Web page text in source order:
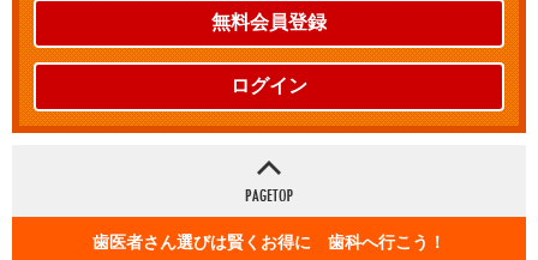
無料会員登録
ログイン
歯医者さん選びは賢くお得に 歯科へ行こう！